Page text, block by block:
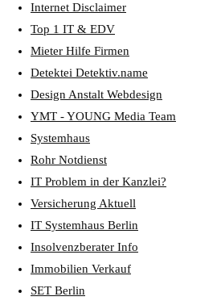
Internet Disclaimer
Top 1 IT & EDV
Mieter Hilfe Firmen
Detektei Detektiv.name
Design Anstalt Webdesign
YMT - YOUNG Media Team
Systemhaus
Rohr Notdienst
IT Problem in der Kanzlei?
Versicherung Aktuell
IT Systemhaus Berlin
Insolvenzberater Info
Immobilien Verkauf
SET Berlin